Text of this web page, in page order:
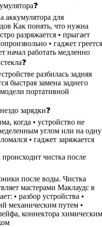
аккумулятора для
Как понять, что нужна
разряжается • прыгает
• гаджет греется
начал работать медленно
разбилась задняя
быстрая замена заднего
портативной
зарядки❓
когда • устройство не
углом или на одну
• гаджет заряжается
чистка после
после воды. Чистка
мастерами Маклаудс в
• разбор устройства •
механическим путем •
коннектора химическим